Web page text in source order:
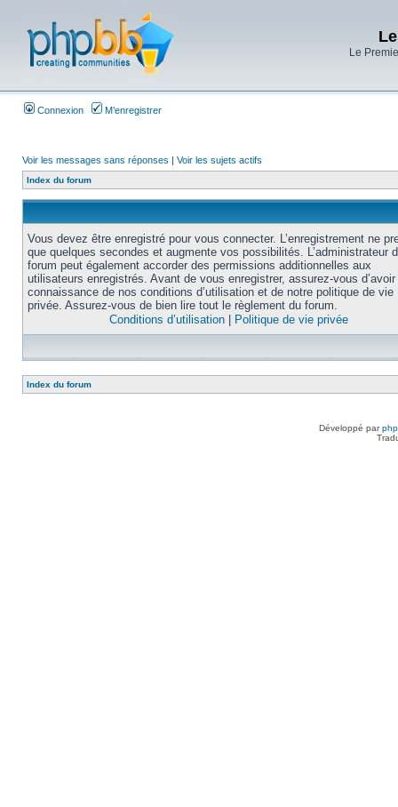
Le
Connexion M’enregistrer
Voir les messages sans réponses | Voir les sujets actifs
Index du forum
Vous devez être enregistré pour vous connecter. L’enregistrement ne
que quelques secondes et augmente vos possibilités. L’administrateur
forum peut également accorder des permissions additionnelles aux
utilisateurs enregistrés. Avant de vous enregistrer, assurez-vous
connaissance de nos conditions d’utilisation et de notre politique de vie
privée. Assurez-vous de bien lire tout le règlement du forum.
Conditions d’utilisation
Politique de vie privée
Index du forum
Développé par